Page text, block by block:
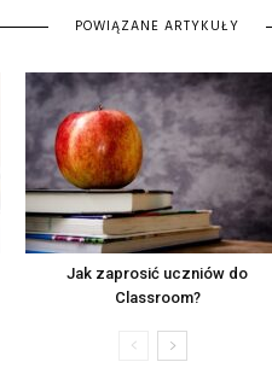
POWIĄZANE ARTYKUŁY
Jak zaprosić uczniów do
Classroom?